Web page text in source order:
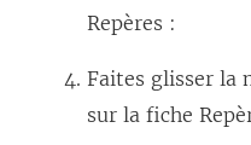
Repères :
Faites glisser la
sur la fiche